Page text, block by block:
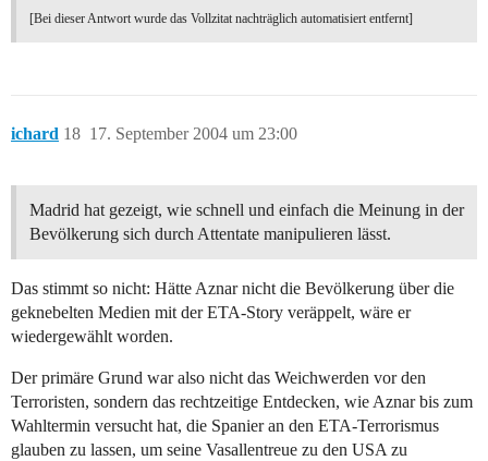
[Bei dieser Antwort wurde das Vollzitat nachträglich automatisiert entfernt]
ichard 17. September 2004 um 23:00
18
Madrid hat gezeigt, wie schnell und einfach die Meinung in der
Bevölkerung sich durch Attentate manipulieren lässt.
Das stimmt so nicht: Hätte Aznar nicht die Bevölkerung über die
geknebelten Medien mit der ETA-Story veräppelt, wäre er
wiedergewählt worden.
Der primäre Grund war also nicht das Weichwerden vor den
Terroristen, sondern das rechtzeitige Entdecken, wie Aznar bis zum
Wahltermin versucht hat, die Spanier an den ETA-Terrorismus
glauben zu lassen, um seine Vasallentreue zu den USA zu